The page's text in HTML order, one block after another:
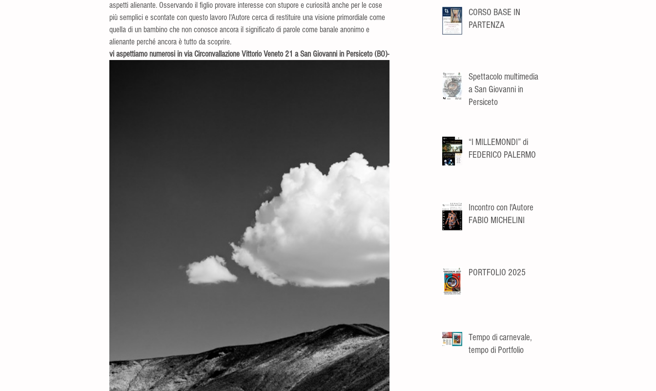
aspetti alienante. Osservando il figlio provare interesse con stupore e curiosità anche per le cose
più semplici e scontate con questo lavoro l'Autore cerca di restituire una visione primordiale come
quella di un bambino che non conosce ancora il significato di parole come banale anonimo e
alienante perché ancora è tutto da scoprire.
vi aspettiamo numerosi in via Circonvallazione Vittorio Veneto 21 a San Giovanni in Persiceto (BO)-
CORSO BASE IN
PARTENZA
Spettacolo multimediale
a San Giovanni in
Persiceto
“I MILLEMONDI” di
FEDERICO PALERMO
Incontro con l'Autore
FABIO MICHELINI
PORTFOLIO 2025
Tempo di carnevale,
tempo di Portfolio